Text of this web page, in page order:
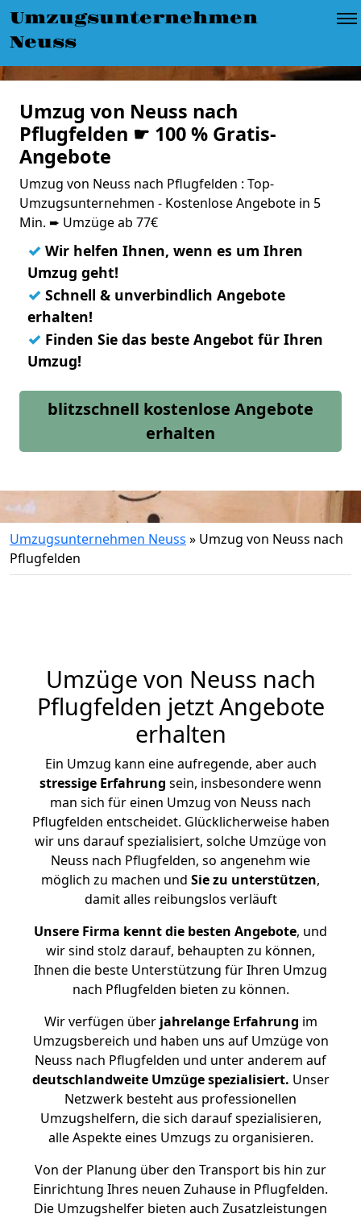
Umzugsunternehmen
Neuss
Umzug von Neuss nach
Pflugfelden ☛ 100 % Gratis-
Angebote
Umzug von Neuss nach Pflugfelden : Top-
Umzugsunternehmen - Kostenlose Angebote in 5
Min. ➨ Umzüge ab 77€
✓ Wir helfen Ihnen, wenn es um Ihren
Umzug geht!
✓ Schnell & unverbindlich Angebote
erhalten!
✓ Finden Sie das beste Angebot für Ihren
Umzug!
blitzschnell kostenlose Angebote
erhalten
Umzugsunternehmen Neuss » Umzug von Neuss nach
Pflugfelden
Umzüge von Neuss nach
Pflugfelden jetzt Angebote
erhalten
Ein Umzug kann eine aufregende, aber auch
stressige Erfahrung sein, insbesondere wenn
man sich für einen Umzug von Neuss nach
Pflugfelden entscheidet. Glücklicherweise haben
wir uns darauf spezialisiert, solche Umzüge von
Neuss nach Pflugfelden, so angenehm wie
möglich zu machen und Sie zu unterstützen,
damit alles reibungslos verläuft
Unsere Firma kennt die besten Angebote, und
wir sind stolz darauf, behaupten zu können,
Ihnen die beste Unterstützung für Ihren Umzug
nach Pflugfelden bieten zu können.
Wir verfügen überjahrelange Erfahrung im
Umzugsbereich und haben uns auf Umzüge von
Neuss nach Pflugfelden und unter anderem auf
deutschlandweite Umzüge spezialisiert. Unser
Netzwerk besteht aus professionellen
Umzugshelfern, die sich darauf spezialisieren,
alle Aspekte eines Umzugs zu organisieren.
Von der Planung über den Transport bis hin zur
Einrichtung Ihres neuen Zuhause in Pflugfelden.
Die Umzugshelfer bieten auch Zusatzleistungen